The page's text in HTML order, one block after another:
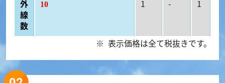
外
線
数
10 1 - 1
表示価格は全て税抜きです。